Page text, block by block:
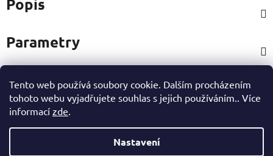
Tento web používá soubory cookie. Dalším procházením
tohoto webu vyjadřujete souhlas s jejich používáním.. Více
informací zde.
Nastavení
Parametry
Hodnocení
Ostatní informace